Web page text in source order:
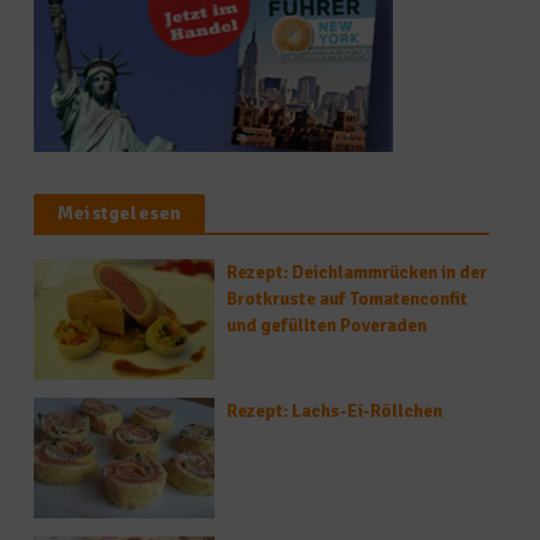
Meistgelesen
Rezept: Deichlammrücken in der
Brotkruste auf Tomatenconfit
und gefüllten Poveraden
Rezept: Lachs-Ei-Röllchen